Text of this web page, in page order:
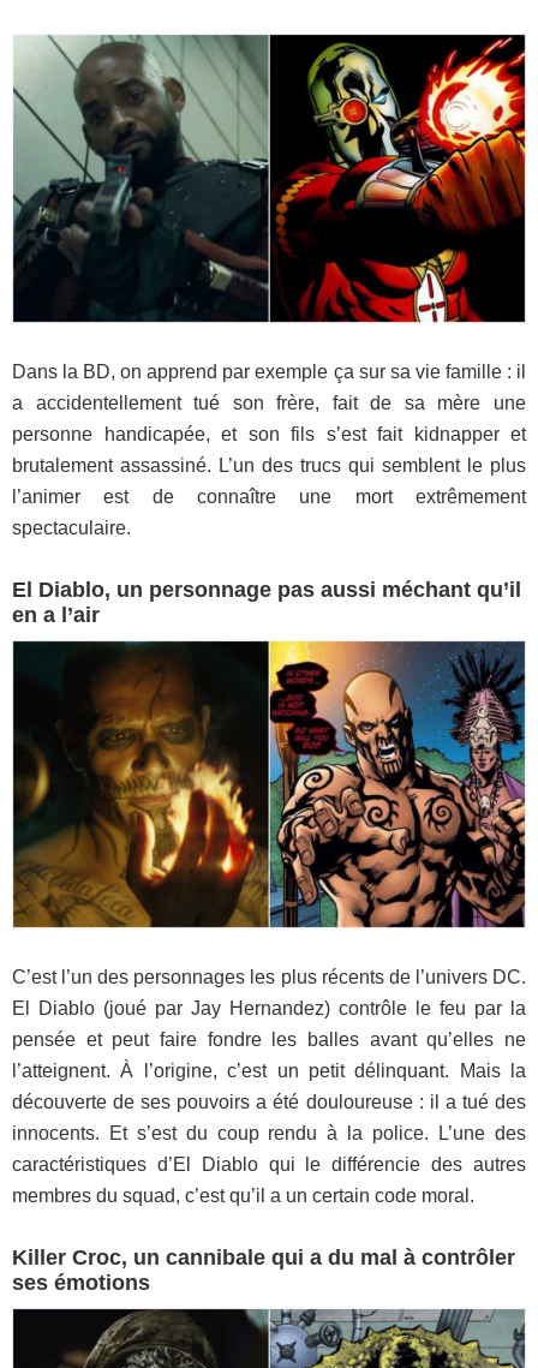
Dans la BD, on apprend par exemple ça sur sa vie famille : il
a accidentellement tué son frère, fait de sa mère une
personne handicapée, et son fils s’est fait kidnapper et
brutalement assassiné. L’un des trucs qui semblent le plus
l’animer est de connaître une mort extrêmement
spectaculaire.
El Diablo, un personnage pas aussi méchant qu’il
en a l’air
C’est l’un des personnages les plus récents de l’univers DC.
El Diablo (joué par Jay Hernandez) contrôle le feu par la
pensée et peut faire fondre les balles avant qu’elles ne
l’atteignent. À l’origine, c’est un petit délinquant. Mais la
découverte de ses pouvoirs a été douloureuse : il a tué des
innocents. Et s’est du coup rendu à la police. L’une des
caractéristiques d’El Diablo qui le différencie des autres
membres du squad, c’est qu’il a un certain code moral.
Killer Croc, un cannibale qui a du mal à contrôler
ses émotions